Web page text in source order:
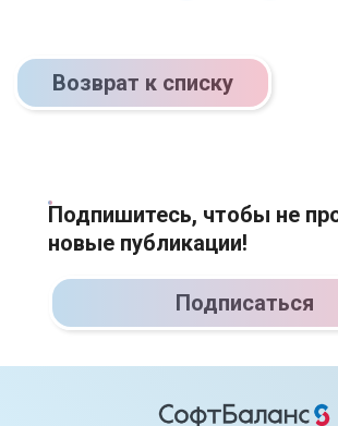
Возврат к списку
Подпишитесь, чтобы не
новые публикации!
Подписаться